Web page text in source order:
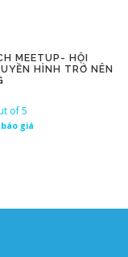
MEETUP- HỘI
HÌNH TRỞ NÊN
of 5
giá